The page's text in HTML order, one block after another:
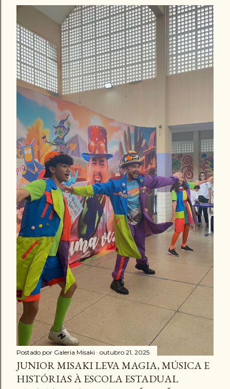
Postado por Galeria Misaki outubro 21, 2025
JUNIOR MISAKI LEVA MAGIA, MÚSICA E
HISTÓRIAS À ESCOLA ESTADUAL